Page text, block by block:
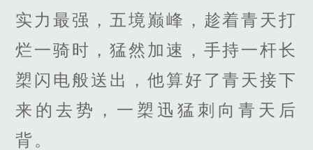
实力最强，五境巅峰，趁着青天打
烂一骑时，猛然加速，手持一杆长
槊闪电般送出，他算好了青天接下
来的去势，一槊迅猛刺向青天后
背。